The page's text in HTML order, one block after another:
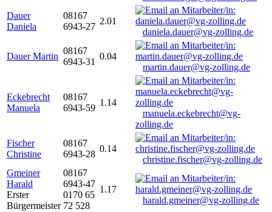
Dauer
Daniela
08167
6943-27
2.01
daniela.dauer@vg-zolling.de
Dauer Martin
08167
6943-31
0.04
martin.dauer@vg-zolling.de
Eckebrecht
Manuela
08167
6943-59
1.14
manuela.eckebrecht@vg-
zolling.de
Fischer
Christine
08167
6943-28
0.14
christine.fischer@vg-zolling.de
Gmeiner
Harald
Erster
Bürgermeister
08167
6943-47
0170 65
72 528
1.17
harald.gmeiner@vg-zolling.de